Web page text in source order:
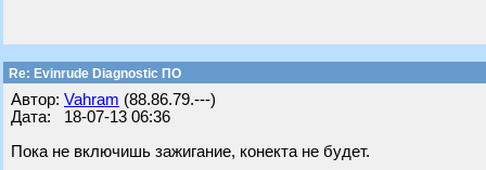
Re: Evinrude Diagnostic ПО
Автор: Vahram (88.86.79.---)
Дата: 18-07-13 06:36
Пока не включишь зажигание, конекта не будет.